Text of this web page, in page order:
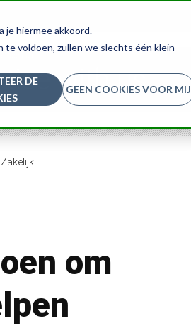
je hiermee akkoord.
te voldoen, zullen we slechts één klein
DE
GEEN COOKIES VOOR MIJ
Zakelijk
om